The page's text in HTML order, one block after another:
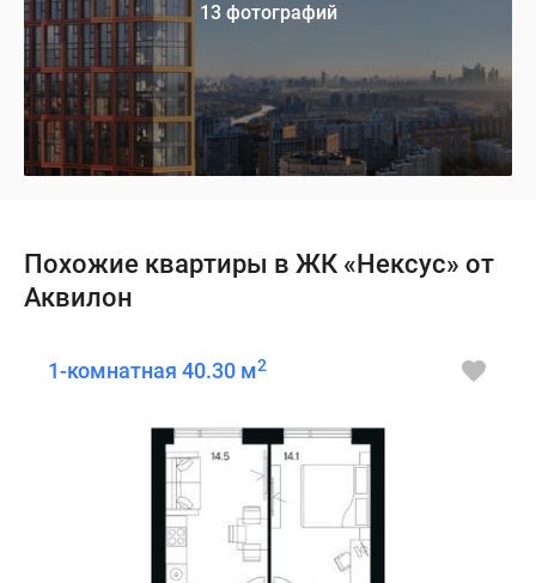
13 фотографий
Похожие квартиры в ЖК «Нексус» от
Аквилон
1-комнатная 40.30 м2